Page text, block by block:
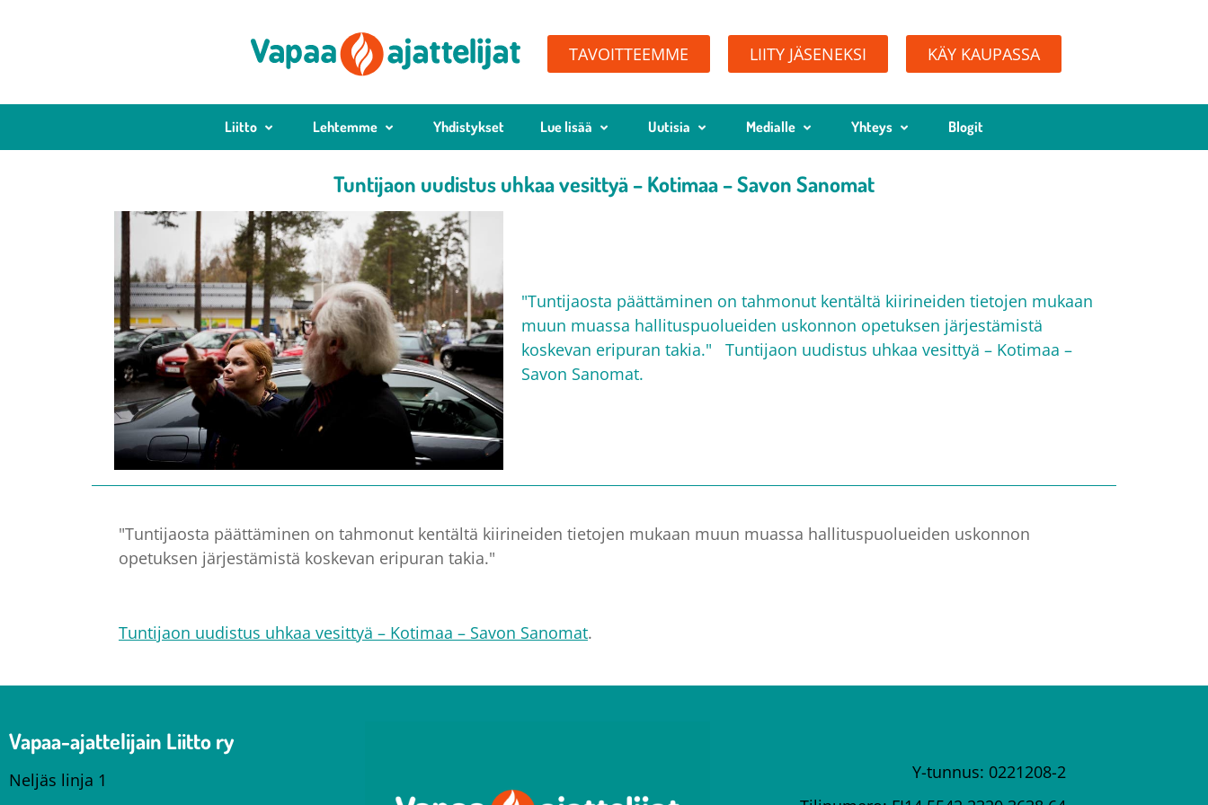
TAVOITTEEMME LIITY JÄSENEKSI KÄY KAUPASSA
Liitto Lehtemme Yhdistykset Lue lisää Uutisia Medialle Yhteys Blogit
Tuntijaon uudistus uhkaa vesittyä – Kotimaa – Savon Sanomat
"Tuntijaosta päättäminen on tahmonut kentältä kiirineiden tietojen mukaan
muun muassa hallituspuolueiden uskonnon opetuksen järjestämistä
koskevan eripuran takia." Tuntijaon uudistus uhkaa vesittyä – Kotimaa –
Savon Sanomat.
"Tuntijaosta päättäminen on tahmonut kentältä kiirineiden tietojen mukaan muun muassa hallituspuolueiden uskonnon
opetuksen järjestämistä koskevan eripuran takia."
Tuntijaon uudistus uhkaa vesittyä – Kotimaa – Savon Sanomat.
Vapaa-ajattelijain Liitto ry
Neljäs linja 1
Y-tunnus: 0221208-2